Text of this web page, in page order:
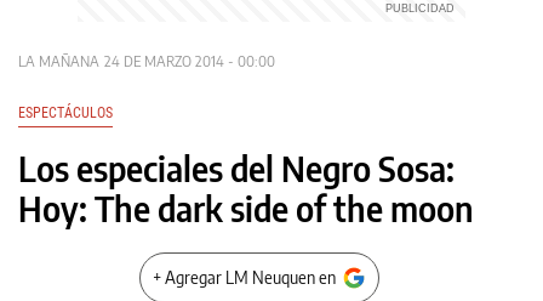
LA MAÑANA 24 DE MARZO 2014 - 00:00
ESPECTÁCULOS
Los especiales del Negro Sosa:
Hoy: The dark side of the moon
+ Agregar LM Neuquen en